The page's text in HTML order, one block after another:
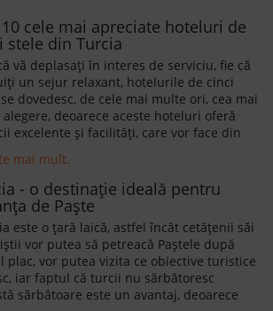
cele mai apreciate hoteluri de
stele din Turcia
vă deplasați în interes de serviciu, fie că
un sejur relaxant, hotelurile de cinci
dovedesc, de cele mai multe ori, cea mai
deoarece aceste hoteluri oferă
excelente și facilități, care vor face din
De asemenea, hotelurile de cinci
de cele mai multe ori, de locații
astfel vă va fi mult mai ușor să vă
către atracțiile orașului sau ale
mai mult.
- o destinație ideală pentru
de Paște
este o țară laică, astfel încât cetățenii săi
vor putea să petreacă Paștele după
plac, vor putea vizita ce obiective turistice
iar faptul că turcii nu sărbătoresc
sărbătoare este un avantaj, deoarece